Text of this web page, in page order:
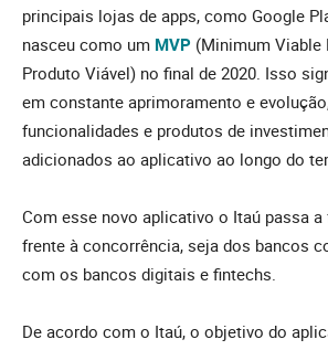
principais lojas de apps, como Google
nasceu como um MVP (Minimum
Produto Viável) no final de 2020. Isso
em constante aprimoramento e
funcionalidades e produtos de
adicionados ao aplicativo ao longo do
Com esse novo aplicativo o Itaú passa a
frente à concorrência, seja dos bancos
com os bancos digitais e fintechs.
De acordo com o Itaú, o objetivo do